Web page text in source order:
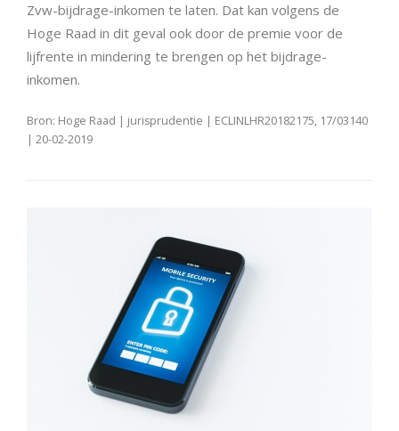
Zvw-bijdrage-inkomen te laten. Dat kan volgens de
Hoge Raad in dit geval ook door de premie voor de
lijfrente in mindering te brengen op het bijdrage-
inkomen.
Bron: Hoge Raad | jurisprudentie | ECLINLHR20182175, 17/03140
| 20-02-2019